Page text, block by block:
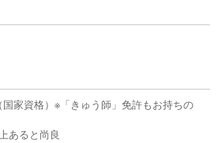
家資格）※「きゅう師」免許もお持ちの
あると尚良